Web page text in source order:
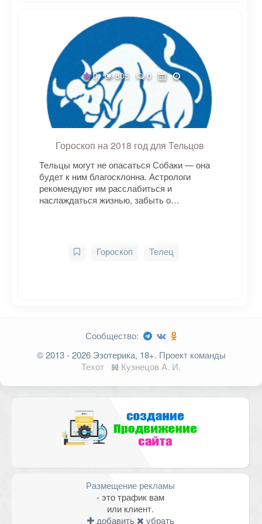
0 805 0
Гороскоп на 2018 год для Тельцов
Тельцы могут не опасаться Собаки — она
будет к ним благосклонна. Астрологи
рекомендуют им расслабиться и
наслаждаться жизнью, забыть о…
Гороскоп Телец
Сообщество:
© 2013 - 2026 Эзотерика, 18+. Проект команды
Техот
𝌴 Кузнецов А. И.
Размещение рекламы
- это трафик вам
или клиент.
добавить
убрать